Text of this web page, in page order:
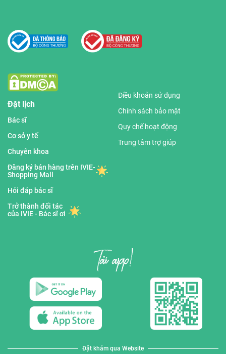
Đặt lịch
Bác sĩ
Cơ sở y tế
Chuyên khoa
Đăng ký bán hàng trên IVIE-
Shopping Mall
Hỏi đáp bác sĩ
Trở thành đối tác
của IVIE - Bác sĩ ơi
Điều khoản sử dụng
Chính sách bảo mật
Quy chế hoạt động
Trung tâm trợ giúp
Đặt khám qua Website